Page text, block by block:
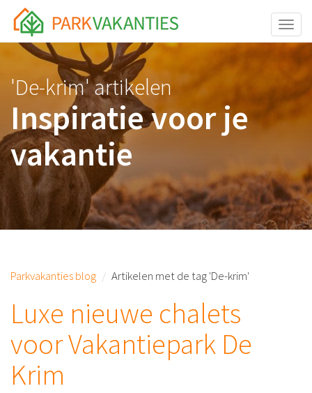
<body id="page-top">
'De-krim' artikelen
Inspiratie voor je
vakantie
Parkvakanties blog Artikelen met de tag 'De-krim'
Luxe nieuwe chalets
voor Vakantiepark De
Krim